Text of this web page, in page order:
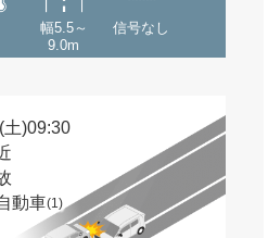
幅5.5～
9.0m
信号なし
)09:30
動車(1)